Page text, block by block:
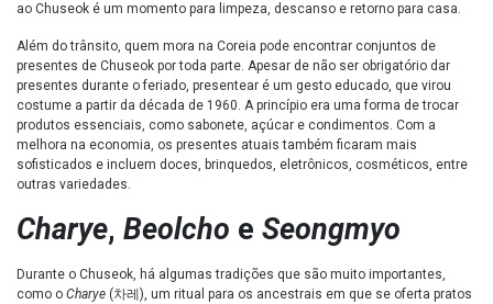
ao Chuseok é um momento para limpeza, descanso e retorno para casa.
Além do trânsito, quem mora na Coreia pode encontrar conjuntos de
presentes de Chuseok por toda parte. Apesar de não ser obrigatório dar
presentes durante o feriado, presentear é um gesto educado, que virou
costume a partir da década de 1960. A princípio era uma forma de trocar
produtos essenciais, como sabonete, açúcar e condimentos. Com a
melhora na economia, os presentes atuais também ficaram mais
sofisticados e incluem doces, brinquedos, eletrônicos, cosméticos, entre
outras variedades.
Charye, Beolcho e Seongmyo
Durante o Chuseok, há algumas tradições que são muito importantes,
como o Charye (차레), um ritual para os ancestrais em que se oferta pratos